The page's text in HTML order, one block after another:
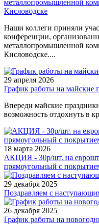
металлопромышленной
Кисловодске
Наши коллеги приняли
конференции,
металлопромышленной
Кисловодске....
29 апреля 2026
График работы на майские
Впереди майские
возможность отдохнуть в
18 марта 2026
АКЦИЯ - 30р/шт. на
прямоугольный с
29 декабря 2025
Поздравляем с
26 декабря 2025
График работы на